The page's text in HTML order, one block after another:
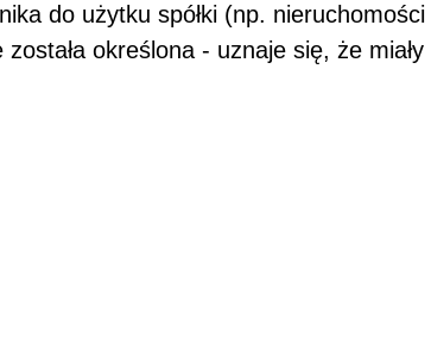
do użytku spółki (np. nieruchomości
określona - uznaje się, że miały